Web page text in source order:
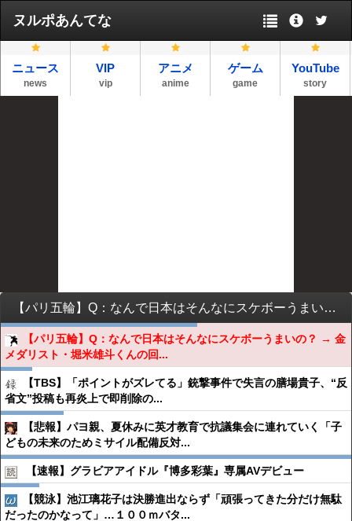
ヌルポあんてな
ニュース
news
VIP
vip
アニメ
anime
ゲーム
game
YouTube
story
【パリ五輪】Q：なんで日本はそんなにスケボーうまいの？ → 金メダリスト・堀米雄斗くんの回答がネットで話題に → ｗｗｗｗｗｗｗｗｗｗｗｗｗｗｗｗｗｗｗｗ
【パリ五輪】Q：なんで日本はそんなにスケボーうまいの？ → 金
メダリスト・堀米雄斗くんの回...
【TBS】「ポイントがズレてる」銃撃事件で失言の膳場貴子、“反
省文”投稿も再炎上で即削除の...
【悲報】パヨ親、夏休みに英才教育で抗議集会に連れていく「子
どもの未来のためミサイル配備反対...
【速報】グラビアアイドル『博多彩葉』専属AVデビュー
【競泳】池江璃花子は決勝進出ならず「頑張ってきた分だけ無駄
だったのかなって」…１００ｍバタ...